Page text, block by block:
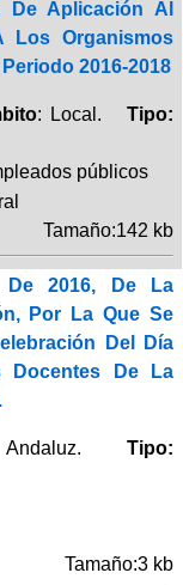
De Aplicación Al
Los Organismos
2016-2018
: Local.Tipo:
públicos
Tamaño:142 kb
2016, De La
Por La Que Se
Del Día
Docentes De La
Andaluz.Tipo:
Tamaño:3 kb